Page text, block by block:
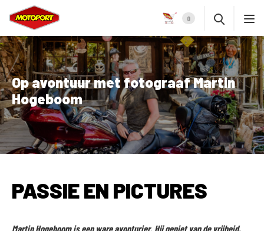
0
Op avontuur met fotograaf Martin
Hogeboom
PASSIE EN PICTURES
Martin Hogeboom is een ware avonturier. Hij geniet van de vrijheid,